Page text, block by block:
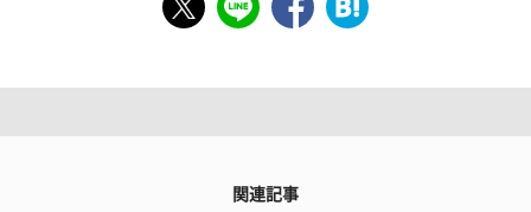
関連記事